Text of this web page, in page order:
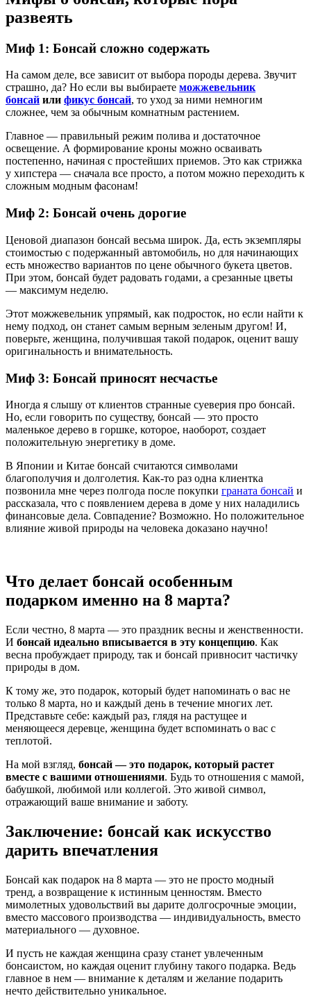
развеять
Миф 1: Бонсай сложно содержать
На самом деле, все зависит от выбора породы дерева. Звучит
страшно, да? Но если вы выбираете можжевельник
бонсай или фикус бонсай, то уход за ними немногим
сложнее, чем за обычным комнатным растением.
Главное — правильный режим полива и достаточное
освещение. А формирование кроны можно осваивать
постепенно, начиная с простейших приемов. Это как стрижка
у хипстера — сначала все просто, а потом можно переходить к
сложным модным фасонам!
Миф 2: Бонсай очень дорогие
Ценовой диапазон бонсай весьма широк. Да, есть экземпляры
стоимостью с подержанный автомобиль, но для начинающих
есть множество вариантов по цене обычного букета цветов.
При этом, бонсай будет радовать годами, а срезанные цветы
— максимум неделю.
Этот можжевельник упрямый, как подросток, но если найти к
нему подход, он станет самым верным зеленым другом! И,
поверьте, женщина, получившая такой подарок, оценит вашу
оригинальность и внимательность.
Миф 3: Бонсай приносят несчастье
Иногда я слышу от клиентов странные суеверия про бонсай.
Но, если говорить по существу, бонсай — это просто
маленькое дерево в горшке, которое, наоборот, создает
положительную энергетику в доме.
В Японии и Китае бонсай считаются символами
благополучия и долголетия. Как-то раз одна клиентка
позвонила мне через полгода после покупки граната бонсай и
рассказала, что с появлением дерева в доме у них наладились
финансовые дела. Совпадение? Возможно. Но положительное
влияние живой природы на человека доказано научно!
Что делает бонсай особенным
подарком именно на 8 марта?
Если честно, 8 марта — это праздник весны и женственности.
И бонсай идеально вписывается в эту концепцию. Как
весна пробуждает природу, так и бонсай привносит частичку
природы в дом.
К тому же, это подарок, который будет напоминать о вас не
только 8 марта, но и каждый день в течение многих лет.
Представьте себе: каждый раз, глядя на растущее и
меняющееся деревце, женщина будет вспоминать о вас с
теплотой.
На мой взгляд, бонсай — это подарок, который растет
вместе с вашими отношениями. Будь то отношения с мамой,
бабушкой, любимой или коллегой. Это живой символ,
отражающий ваше внимание и заботу.
Заключение: бонсай как искусство
дарить впечатления
Бонсай как подарок на 8 марта — это не просто модный
тренд, а возвращение к истинным ценностям. Вместо
мимолетных удовольствий вы дарите долгосрочные эмоции,
вместо массового производства — индивидуальность, вместо
материального — духовное.
И пусть не каждая женщина сразу станет увлеченным
бонсаистом, но каждая оценит глубину такого подарка. Ведь
главное в нем — внимание к деталям и желание подарить
нечто действительно уникальное.